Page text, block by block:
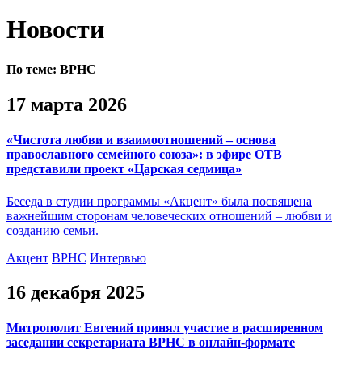
Новости
По теме: ВРНС
17 марта 2026
«Чистота любви и взаимоотношений – основа
православного семейного союза»: в эфире ОТВ
представили проект «Царская седмица»
Беседа в студии программы «Акцент» была посвящена
важнейшим сторонам человеческих отношений – любви и
созданию семьи.
Акцент ВРНС Интервью
16 декабря 2025
Митрополит Евгений принял участие в расширенном
заседании секретариата ВРНС в онлайн-формате